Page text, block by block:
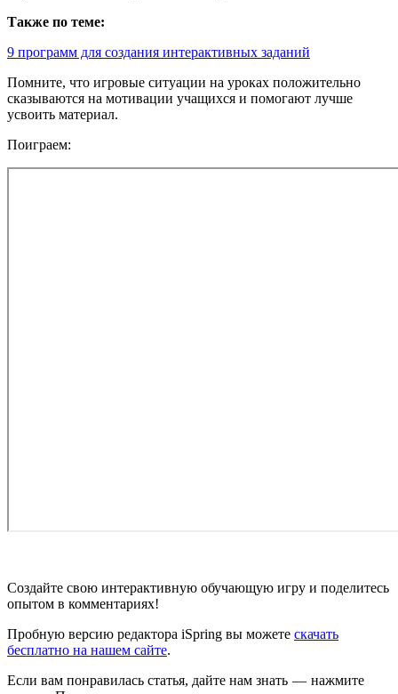
Также по теме:
9 программ для создания интерактивных заданий
Помните, что игровые ситуации на уроках положительно
сказываются на мотивации учащихся и помогают лучше
усвоить материал.
Поиграем:
Создайте свою интерактивную обучающую игру и поделитесь
опытом в комментариях!
Пробную версию редактора iSpring вы можете скачать
бесплатно на нашем сайте.
Если вам понравилась статья, дайте нам знать — нажмите